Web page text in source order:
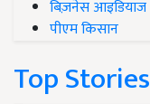
बिज़नेस आइडियाज
पीएम किसान
Top Stories